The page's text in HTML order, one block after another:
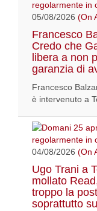
05/08/2026 (On
Francesco
Credo che
libera a non
garanzia di
Francesco
è intervenuto a
04/08/2026 (On
Ugo Trani a
mollato
troppo la
soprattutto